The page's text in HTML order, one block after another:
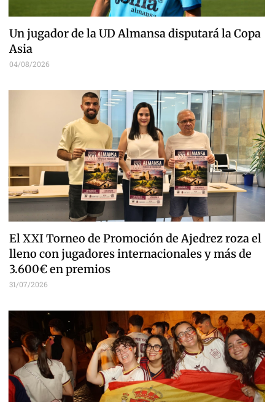
Un jugador de la UD Almansa disputará la Copa
Asia
04/08/2026
El XXI Torneo de Promoción de Ajedrez roza el
lleno con jugadores internacionales y más de
3.600€ en premios
31/07/2026